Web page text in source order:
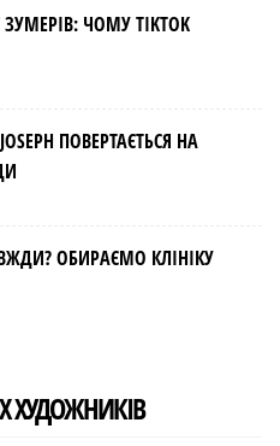
ЧОМУ TIKTOK
ПОВЕРТАЄТЬСЯ НА
ОБИРАЄМО КЛІНІКУ
ХУДОЖНИКІВ